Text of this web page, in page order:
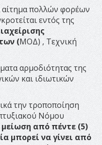
αίτημα πολλών φορέων
εντός της
(ΜΟΔ) , Τεχνική
αρμοδιότητας της
και ιδιωτικών
την τροποποίηση
Νόμου
μείωση από πέντε (5)
μπορεί να γίνει από